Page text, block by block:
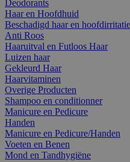
Deodorants
Haar en Hoofdhuid
Beschadigd haar en hoofdirritatie
Anti Roos
Haaruitval en Futloos Haar
Luizen haar
Gekleurd Haar
Haarvitaminen
Overige Producten
Shampoo en conditionner
Manicure en Pedicure
Handen
Manicure en Pedicure/Handen
Voeten en Benen
Mond en Tandhygiëne